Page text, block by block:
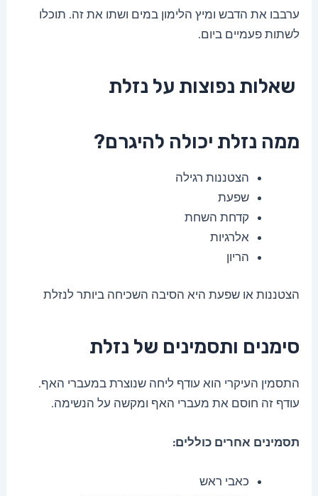
ערבבו את הדבש ומיץ הלימון במים ושתו את זה. תוכלו
לשתות פעמיים ביום.
שאלות נפוצות על נזלת
ממה נזלת יכולה להיגרם?
הצטננות רגילה
שפעת
קדחת השחת
אלרגיות
הריון
הצטננות או שפעת היא הסיבה השכיחה ביותר לנזלת
סימנים ותסמינים של נזלת
התסמין העיקרי הוא עודף ליחה שנוצרת במעברי האף.
עודף זה חוסם את מעברי האף ומקשה על הנשימה.
תסמינים אחרים כוללים:
כאבי ראש